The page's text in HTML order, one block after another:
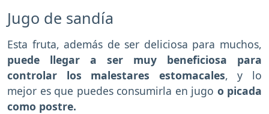
Jugo de sandía
Esta fruta, además de ser deliciosa para muchos,
puede llegar a ser muy beneficiosa para
controlar los malestares estomacales, y lo
mejor es que puedes consumirla en jugo o picada
como postre.